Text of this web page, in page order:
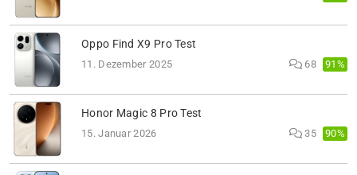
Oppo Find X9 Pro Test
11. Dezember 2025 68 91%
Honor Magic 8 Pro Test
15. Januar 2026 35 90%